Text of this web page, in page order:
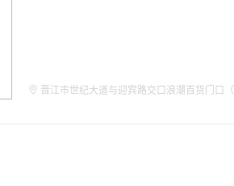
晋江市世纪大道与迎宾路交口浪潮百货门口（